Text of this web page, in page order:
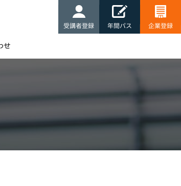
せ
受講者登録 年間パス 企業登録